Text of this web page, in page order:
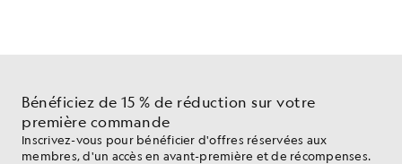
Bénéficiez de 15 % de réduction sur votre
première commande
Inscrivez-vous pour bénéficier d'offres réservées aux
membres, d'un accès en avant-première et de récompenses.